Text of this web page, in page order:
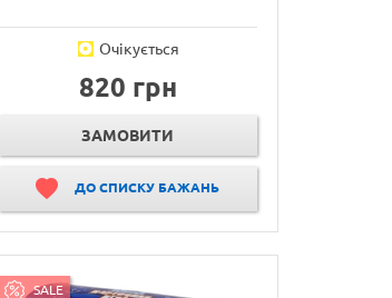
Очікується
820 грн
ЗАМОВИТИ
ДО СПИСКУ БАЖАНЬ
SALE